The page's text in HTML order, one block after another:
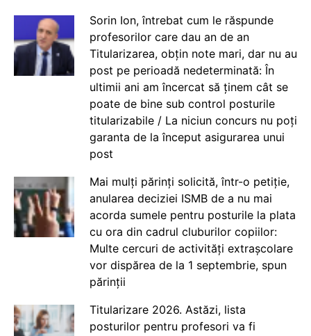
Sorin Ion, întrebat cum le răspunde
profesorilor care dau an de an
Titularizarea, obțin note mari, dar nu au
post pe perioadă nedeterminată: În
ultimii ani am încercat să ținem cât se
poate de bine sub control posturile
titularizabile / La niciun concurs nu poți
garanta de la început asigurarea unui
post
Mai mulți părinți solicită, într-o petiție,
anularea deciziei ISMB de a nu mai
acorda sumele pentru posturile la plata
cu ora din cadrul cluburilor copiilor:
Multe cercuri de activități extrașcolare
vor dispărea de la 1 septembrie, spun
părinții
Titularizare 2026. Astăzi, lista
posturilor pentru profesori va fi